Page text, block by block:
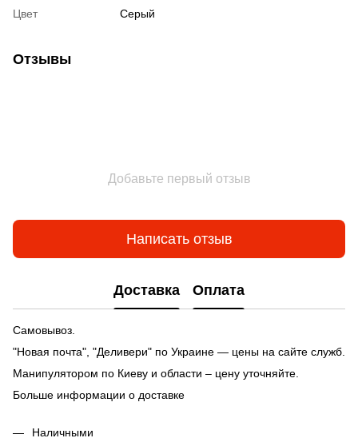
Цвет Серый
Отзывы
Добавьте первый отзыв
Написать отзыв
Доставка Оплата
Самовывоз.
"Новая почта", "Деливери" по Украине — цены на сайте служб.
Манипулятором по Киеву и области – цену уточняйте.
Больше информации о доставке
Наличными